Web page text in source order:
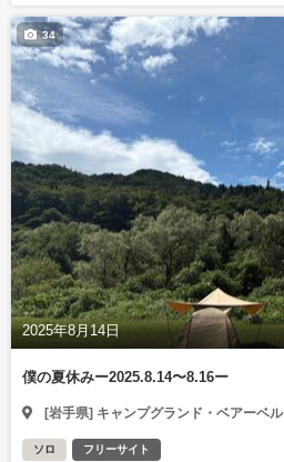
2025年8月14日
34
僕の夏休みー2025.8.14〜8.16ー
[岩手県] キャンプグランド・ベアーベル
ソロ フリーサイト